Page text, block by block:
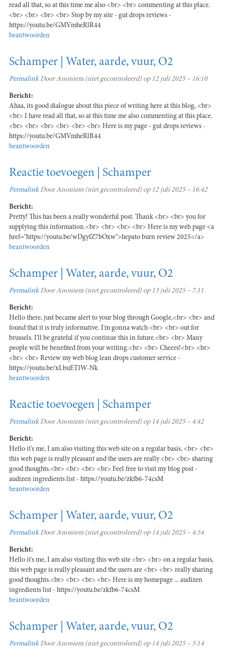
read all that, so at this time me also <br> <br> commenting at this place.
<br> <br> <br> <br> Stop by my site - gut drops reviews -
https://youtu.be/GMVmheRlR44
beantwoorden
Schamper | Water, aarde, vuur, O2
PermalinkDoorAnoniem (niet gecontroleerd) op 12 juli 2025 – 16:10
Bericht:
Ahaa, its good dialogue about this piece of writing here at this blog, <br>
<br> I have read all that, so at this time me also commenting at this place.
<br> <br> <br> <br> <br> <br> Here is my page - gut drops reviews -
https://youtu.be/GMVmheRlR44
beantwoorden
Reactie toevoegen | Schamper
PermalinkDoorAnoniem (niet gecontroleerd) op 12 juli 2025 – 16:42
Bericht:
Pretty! This has been a really wonderful post. Thank <br> <br> you for
supplying this information.<br> <br> <br> <br> Here is my web page <a
href="https://youtu.be/wDgyfZ7bOxw">hepato burn review 2025</a>
beantwoorden
Schamper | Water, aarde, vuur, O2
PermalinkDoorAnoniem (niet gecontroleerd) op 13 juli 2025 – 7:11
Bericht:
Hello there, just became alert to your blog through Google,<br> <br> and
found that it is truly informative. I'm gonna watch <br> <br> out for
brussels. I'll be grateful if you continue this in future.<br> <br> Many
people will be benefited from your writing.<br> <br> Cheers!<br> <br>
<br> <br> Review my web blog lean drops customer service -
https://youtu.be/xLbuETlW-Nk
beantwoorden
Reactie toevoegen | Schamper
PermalinkDoorAnoniem (niet gecontroleerd) op 14 juli 2025 – 4:42
Bericht:
Hello it's me, I am also visiting this web site on a regular basis, <br> <br>
this web page is really pleasant and the users are really <br> <br> sharing
good thoughts.<br> <br> <br> <br> Feel free to visit my blog post -
audizen ingredients list - https://youtu.be/zkfb6-74csM
beantwoorden
Schamper | Water, aarde, vuur, O2
PermalinkDoorAnoniem (niet gecontroleerd) op 14 juli 2025 – 4:54
Bericht:
Hello it's me, I am also visiting this web site <br> <br> on a regular basis,
this web page is really pleasant and the users are <br> <br> really sharing
good thoughts.<br> <br> <br> <br> Here is my homepage ... audizen
ingredients list - https://youtu.be/zkfb6-74csM
beantwoorden
Schamper | Water, aarde, vuur, O2
PermalinkDoorAnoniem (niet gecontroleerd) op 14 juli 2025 – 5:14